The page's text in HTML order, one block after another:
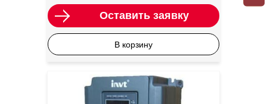
Оставить заявку
В корзину